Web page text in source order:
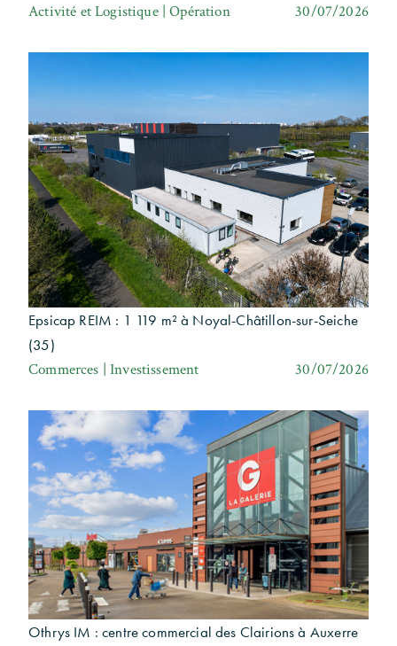
Activité et Logistique | Opération 30/07/2026
Epsicap REIM : 1 119 m² à Noyal-Châtillon-sur-Seiche
(35)
Commerces | Investissement 30/07/2026
Othrys IM : centre commercial des Clairions à Auxerre